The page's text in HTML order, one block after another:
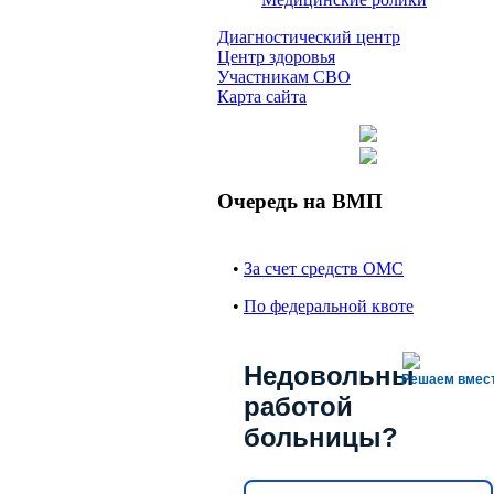
Диагностический центр
Центр здоровья
Участникам СВО
Карта сайта
Очередь на ВМП
• За счет средств ОМС
• По федеральной квоте
Решаем
Недовольны
работой
больницы?